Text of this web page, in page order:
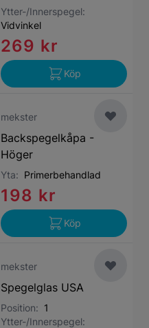
Ytter-/Innerspegel:
Vidvinkel
269 kr
Köp
mekster
Backspegelkåpa -
Höger
Yta: Primerbehandlad
198 kr
Köp
mekster
Spegelglas USA
Position: 1
Ytter-/Innerspegel: